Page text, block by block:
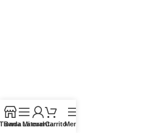
Barra Lateral
Mi cuentaCarritoMenú